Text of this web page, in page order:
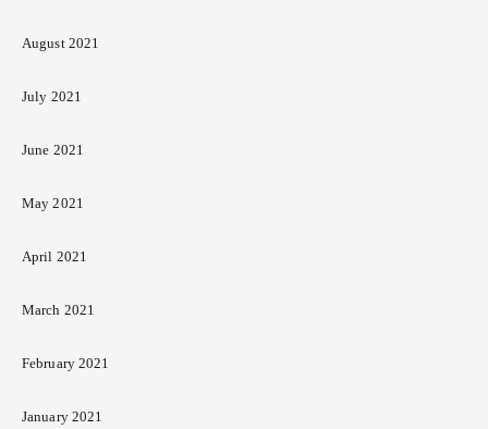
August 2021
July 2021
June 2021
May 2021
April 2021
March 2021
February 2021
January 2021